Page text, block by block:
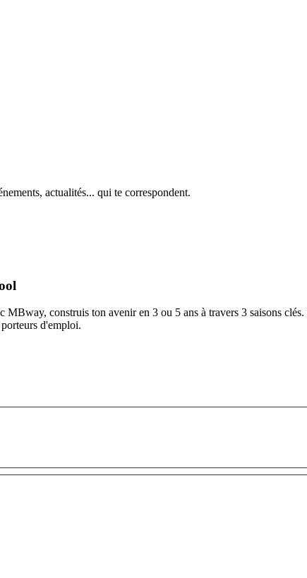
actualités... qui te correspondent.
MBway, construis ton avenir en 3 ou 5 ans à travers 3 saisons
d'emploi.